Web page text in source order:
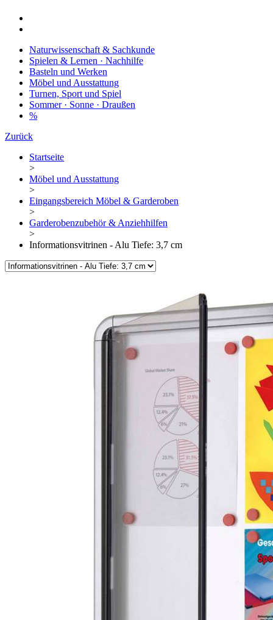
Naturwissenschaft & Sachkunde
Spielen & Lernen · Nachhilfe
Basteln und Werken
Möbel und Ausstattung
Turnen, Sport und Spiel
Sommer · Sonne · Draußen
%
Zurück
Startseite
>
Möbel und Ausstattung
>
Eingangsbereich Möbel & Garderoben
>
Garderobenzubehör & Anziehhilfen
>
Informationsvitrinen - Alu Tiefe: 3,7 cm